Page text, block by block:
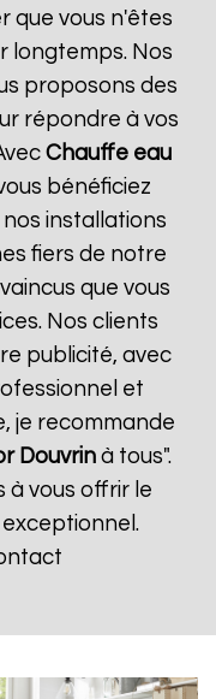
que vous n'êtes
longtemps. Nos
proposons des
répondre à vos
Chauffe eau
bénéficiez
installations
fiers de notre
que vous
Nos clients
publicité, avec
et
je recommande
Douvrin à tous".
à vous offrir le